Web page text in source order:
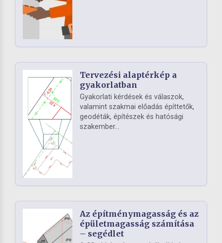
Tervezési alaptérkép a
gyakorlatban
Gyakorlati kérdések és válaszok,
valamint szakmai előadás építtetők,
geodéták, építészek és hatósági
szakember...
Az építménymagasság és az
épületmagasság számítása
– segédlet